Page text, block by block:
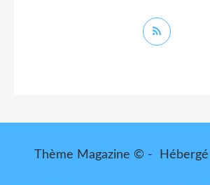
Thème Magazine © -